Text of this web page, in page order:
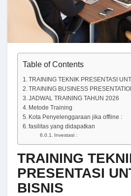
Table of Contents
TRAINING TEKNIK PRESENTASI
TRAINING BUSINESS
JADWAL TRAINING TAHUN 2026
Metode Training
Kota Penyelenggaraan jika offline :
fasilitas yang didapatkan
Investasi :
TRAINING
PRESENTASI
BISNIS